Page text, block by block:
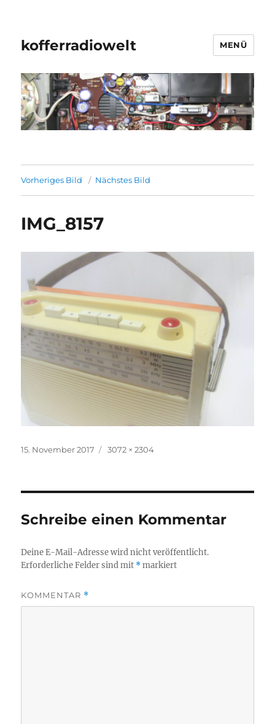
kofferradiowelt MENÜ
Vorheriges Bild Nächstes Bild
IMG_8157
Veröffentlicht
15. November 2017
Volle
3072 × 2304
Schreibe einen Kommentar
Deine E-Mail-Adresse wird nicht veröffentlicht.
Erforderliche Felder sind mit *markiert
KOMMENTAR *